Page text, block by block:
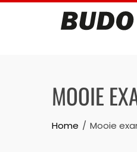
Skip
MOOIE
Home Mooie